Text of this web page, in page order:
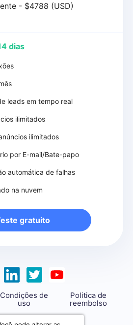
- $4788 (USD)
dias
leads em tempo real
ilimitados
ilimitados
por E-mail/Bate-papo
automática de falhas
na nuvem
gratuito
Condições de
uso
Politica de
reembolso